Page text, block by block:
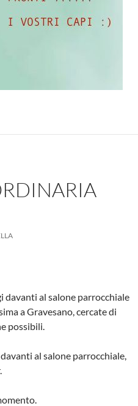
davanti al salone parrocchiale
a Gravesano, cercate di
possibili.
al salone parrocchiale,